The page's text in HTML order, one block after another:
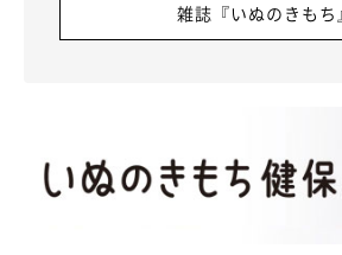
雑誌『いぬのきもち